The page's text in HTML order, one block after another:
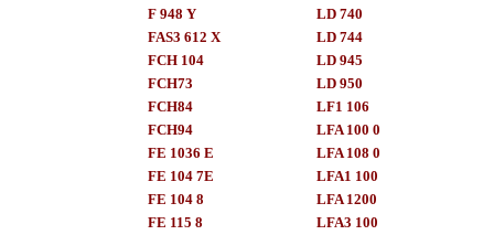
F 948 Y
FAS3 612 X
FCH 104
FCH73
FCH84
FCH94
FE 1036 E
FE 104 7E
FE 104 8
FE 115 8
LD 740
LD 744
LD 945
LD 950
LF1 106
LFA 100 0
LFA 108 0
LFA1 100
LFA 1200
LFA3 100